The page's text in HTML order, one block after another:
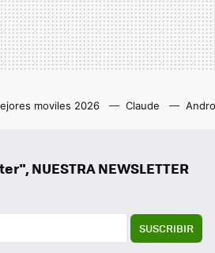
moviles 2026 Claude
NUESTRA NEWSLETTER
SUSCRIBIR